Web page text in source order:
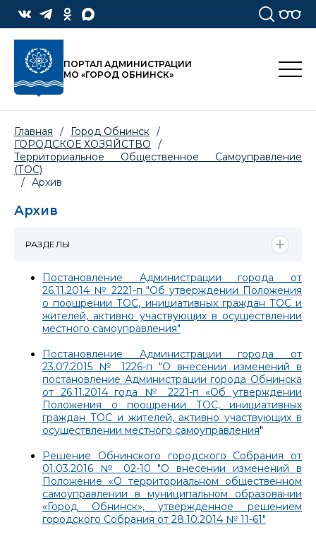
ПОРТАЛ АДМИНИСТРАЦИИ
МО «ГОРОД ОБНИНСК»
Главная / Город Обнинск /
ГОРОДСКОЕ ХОЗЯЙСТВО
/
Территориальное Общественное Самоуправление
(ТОС)
/ Архив
Архив
Постановление Администрации города от
26.11.2014 № 2221-п "Об утверждении Положения
о поощрении ТОС, инициативных граждан ТОС и
жителей, активно участвующих в осуществлении
местного самоуправления"
Постановление Администрации города от
23.07.2015 № 1226-п "О внесении изменений в
постановление Администрации города Обнинска
от 26.11.2014 года № 2221-п «Об утверждении
Положения о поощрении ТОС, инициативных
граждан ТОС и жителей, активно участвующих в
осуществлении местного самоуправления"
Решение Обнинского городского Собрания от
01.03.2016 № 02-10 "О внесении изменений в
Положение «О территориальном общественном
самоуправлении в муниципальном образовании
«Город Обнинск», утвержденное решением
городского Собрания от 28.10.2014 № 11-61"
РАЗДЕЛЫ